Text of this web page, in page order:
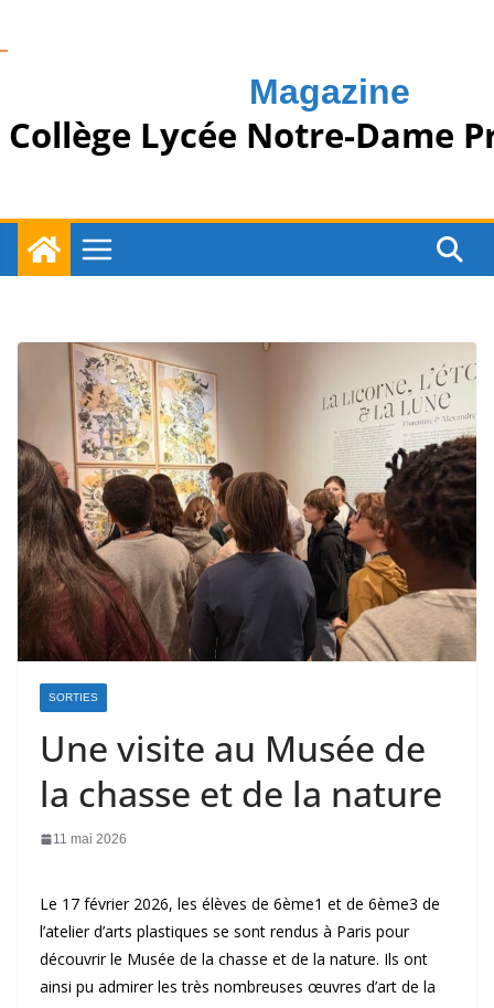
Magazine
Collège Lycée Notre-Dame
SORTIES
Une visite au Musée de
la chasse et de la nature
11 mai 2026
Le 17 février 2026, les élèves de 6ème1 et de 6ème3 de
l’atelier d’arts plastiques se sont rendus à Paris pour
découvrir le Musée de la chasse et de la nature. Ils ont
ainsi pu admirer les très nombreuses œuvres d’art de la